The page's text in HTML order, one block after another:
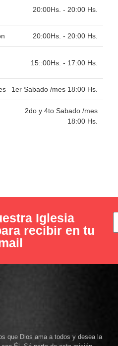
20:00Hs. - 20:00 Hs.
20:00Hs. - 20:00 Hs.
15::00Hs. - 17:00 Hs.
1er Sabado /mes 18:00 Hs.
2do y 4to Sabado /mes
18:00 Hs.
Iglesia
recibir en tu
que Dios ama a todos y desea la